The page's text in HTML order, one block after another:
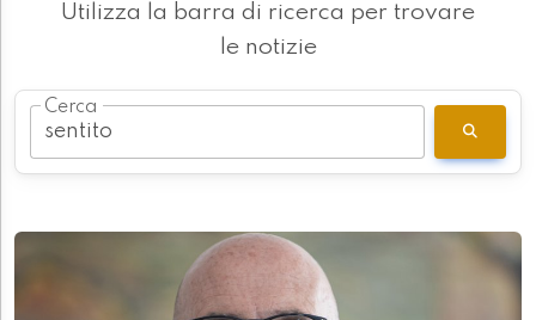
Utilizza la barra di ricerca per trovare
le notizie
Cerca